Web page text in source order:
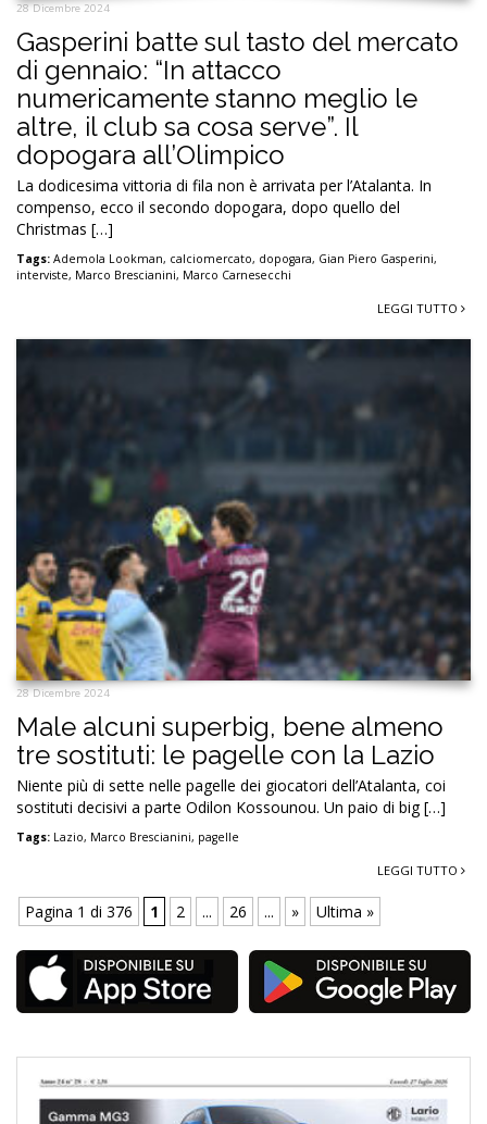
28 Dicembre 2024
Gasperini batte sul tasto del mercato
di gennaio: “In attacco
numericamente stanno meglio le
altre, il club sa cosa serve”. Il
dopogara all’Olimpico
La dodicesima vittoria di fila non è arrivata per l’Atalanta. In
compenso, ecco il secondo dopogara, dopo quello del
Christmas […]
Tags: Ademola Lookman, calciomercato, dopogara, Gian Piero Gasperini,
interviste, Marco Brescianini, Marco Carnesecchi
LEGGI TUTTO
28 Dicembre 2024
Male alcuni superbig, bene almeno
tre sostituti: le pagelle con la Lazio
Niente più di sette nelle pagelle dei giocatori dell’Atalanta, coi
sostituti decisivi a parte Odilon Kossounou. Un paio di big […]
Tags: Lazio, Marco Brescianini, pagelle
LEGGI TUTTO
Pagina 1 di 376 1 2 ... 26 ... » Ultima »